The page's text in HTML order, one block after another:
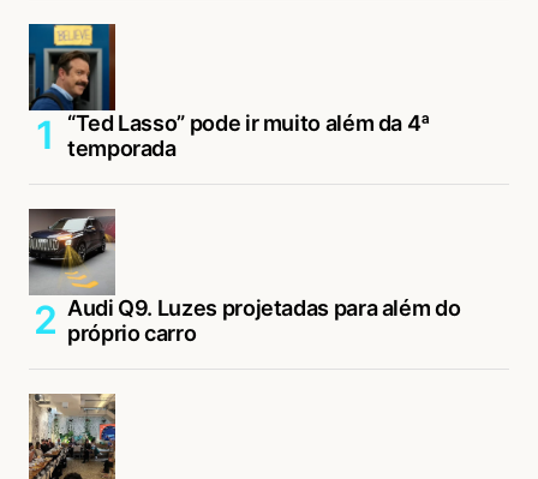
“Ted Lasso” pode ir muito além da 4ª
temporada
Audi Q9. Luzes projetadas para além do
próprio carro